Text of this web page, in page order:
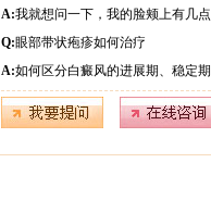
A:我就想问一下，我的脸颊上有几点
Q:眼部带状疱疹如何治疗
A:如何区分白癜风的进展期、稳定期